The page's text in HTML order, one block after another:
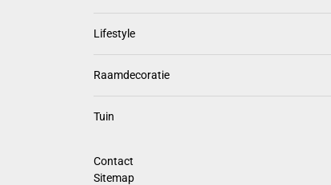
Lifestyle
Raamdecoratie
Tuin
Contact
Sitemap